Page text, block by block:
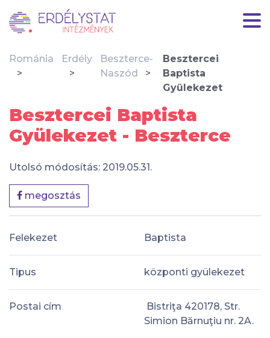
Románia Erdély
Beszterce-
Naszód
Besztercei
Baptista
Gyülekezet
Besztercei Baptista
Gyülekezet - Beszterce
Utolsó módosítás: 2019.05.31.
megosztás
Felekezet Baptista
Tipus központi gyülekezet
Postai cím
Bistriţa 420178, Str.
Simion Bărnuţiu nr. 2A.